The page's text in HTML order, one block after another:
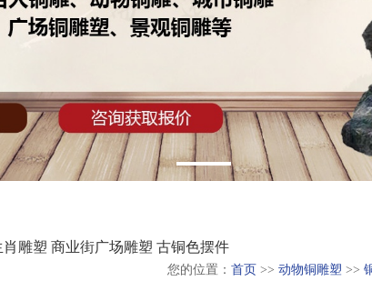
雕塑 商业街广场雕塑 古铜色摆件
您的位置： 首页 >> 动物铜雕塑 >>